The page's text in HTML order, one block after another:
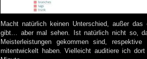
Macht natürlich keinen Unterschied, außer
gibt… aber mal sehen. Ist natürlich nicht so,
Meisterleistungen gekommen sind,
mitentwickelt haben. Vielleicht auditiere ich